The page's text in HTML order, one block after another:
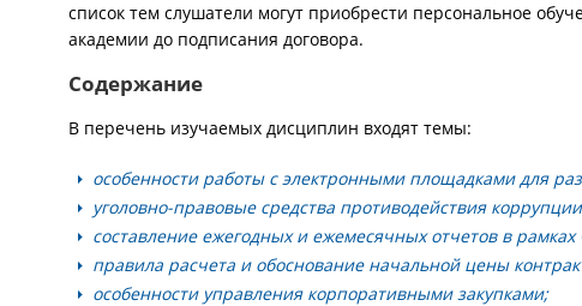
список тем слушатели могут приобрести персональное
академии до подписания договора.
Содержание
В перечень изучаемых дисциплин входят темы:
особенности работы с электронными площадками для
уголовно-правовые средства противодействия
составление ежегодных и ежемесячных отчетов в
правила расчета и обоснование начальной цены
особенности управления корпоративными закупками;